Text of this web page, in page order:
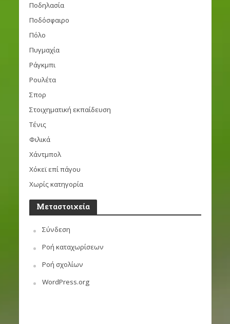
Ποδηλασία
Ποδόσφαιρο
Πόλο
Πυγμαχία
Ράγκμπι
Ρουλέτα
Σπορ
Στοιχηματική εκπαίδευση
Τένις
Φιλικά
Χάντμπολ
Χόκεϊ επί πάγου
Χωρίς κατηγορία
Μεταστοιχεία
Σύνδεση
Ροή καταχωρίσεων
Ροή σχολίων
WordPress.org